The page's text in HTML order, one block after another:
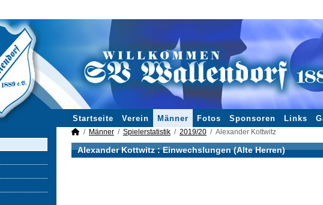
Startseite Verein Männer Fotos Sponsoren Links
Männer Spielerstatistik 2019/20 Alexander Kottwitz
Alexander Kottwitz : Einwechslungen (Alte Herren)